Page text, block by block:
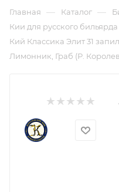
Главная — Каталог —
Кии для русского бильярда
Кий Классика Элит 31
Лимонник, Граб (Р.